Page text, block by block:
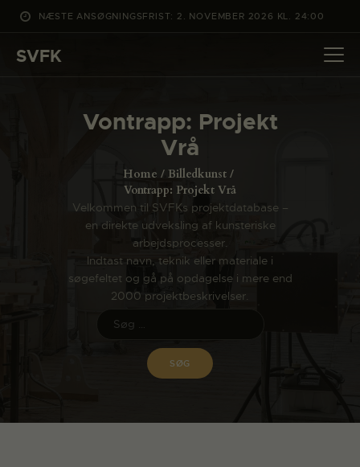
NÆSTE ANSØGNINGSFRIST: 2. NOVEMBER 2026 KL. 24:00
SVFK
Vontrapp: Projekt
Vrå
Home
Billedkunst
Vontrapp: Projekt Vrå
Velkommen til SVFKs projektdatabase –
en direkte udveksling af kunsteriske
arbejdsprocesser.
Indtast navn, teknik eller materiale i
søgefeltet og gå på opdagelse i mere end
2000 projektbeskrivelser.
DET SKER
PROJEKTER
ANSØG
OM SVFK
ENGLISH